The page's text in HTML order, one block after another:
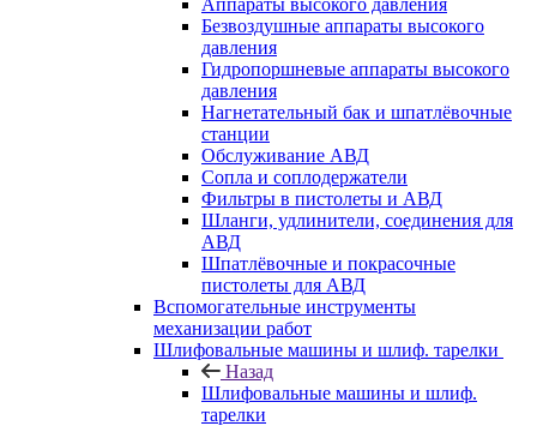
Аппараты высокого давления
Безвоздушные аппараты высокого
давления
Гидропоршневые аппараты высокого
давления
Нагнетательный бак и шпатлёвочные
станции
Обслуживание АВД
Сопла и соплодержатели
Фильтры в пистолеты и АВД
Шланги, удлинители, соединения для
АВД
Шпатлёвочные и покрасочные
пистолеты для АВД
Вспомогательные инструменты
механизации работ
Шлифовальные машины и шлиф. тарелки
Назад
Шлифовальные машины и шлиф.
тарелки